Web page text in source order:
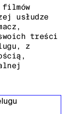
usłudze
treści
z